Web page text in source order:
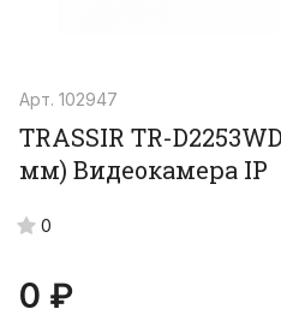
Арт. 102947
TRASSIR TR-
мм) Видеокамера IP
0
0 ₽